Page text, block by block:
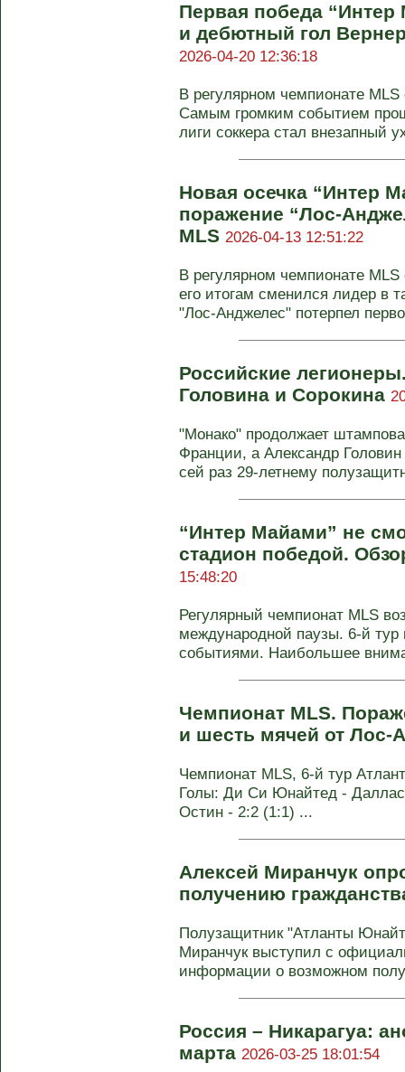
Первая победа
и дебютный гол
2026-04-20 12:36:18
В регулярном чемпионате
Самым громким событием
лиги соккера стал внезапный
Новая осечка “Интер
поражение “Лос-
MLS 2026-04-13 12:51:22
В регулярном чемпионате
его итогам сменился лидер в
"Лос-Анджелес" потерпел
Российские
Головина и Сорокина
"Монако" продолжает
Франции, а Александр
сей раз 29-летнему
“Интер Майами” не
стадион победой.
15:48:20
Регулярный чемпионат MLS
международной паузы. 6-й
событиями. Наибольшее
Чемпионат MLS.
и шесть мячей от Лос-
Чемпионат MLS, 6-й тур
Голы: Ди Си Юнайтед -
Остин - 2:2 (1:1) ...
Алексей Миранчук
получению
Полузащитник "Атланты
Миранчук выступил с
информации о возможном
Россия – Никарагуа:
марта 2026-03-25 18:01:54